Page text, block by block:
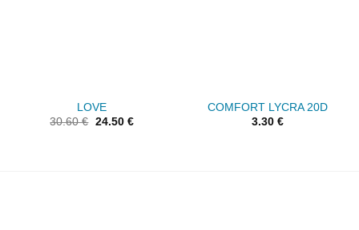
LOVE
30.60€ 24.50 €
COMFORT LYCRA 20D
3.30 €